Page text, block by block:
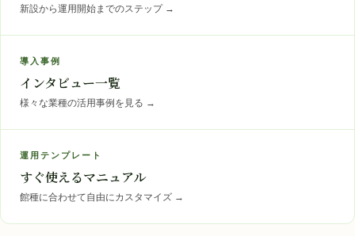
新設から運用開始までのステップ →
導入事例
インタビュー一覧
様々な業種の活用事例を見る →
運用テンプレート
すぐ使えるマニュアル
館種に合わせて自由にカスタマイズ →